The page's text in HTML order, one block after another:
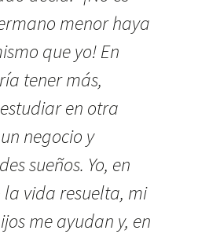
menor haya
que yo! En
tener más,
en otra
negocio y
sueños. Yo, en
vida resuelta, mi
me ayudan y, en